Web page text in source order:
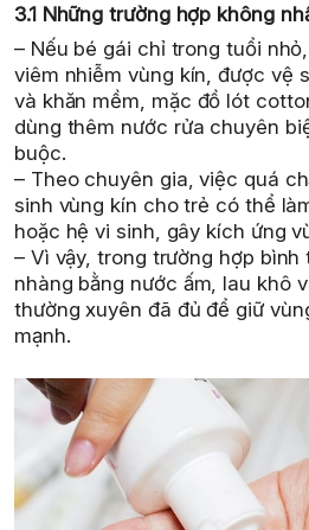
3.1 Những trường hợp không
– Nếu bé gái chỉ trong tuổi
viêm nhiễm vùng kín, được vệ
và khăn mềm, mặc đồ lót
dùng thêm nước rửa chuyên
buộc.
– Theo chuyên gia, việc quá
sinh vùng kín cho trẻ có thể
hoặc hệ vi sinh, gây kích ứng
– Vì vậy, trong trường hợp bình
nhàng bằng nước ấm, lau khô
thường xuyên đã đủ để giữ
mạnh.